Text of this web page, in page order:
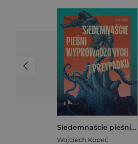
Siedemnaście pieśni wyprowadzonych z przypadku
Wojciech Kopeć